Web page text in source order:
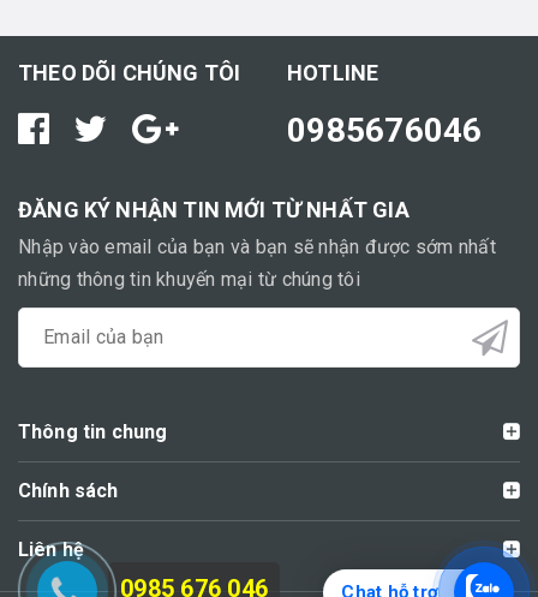
THEO DÕI CHÚNG TÔI HOTLINE
0985676046
ĐĂNG KÝ NHẬN TIN MỚI TỪ NHẤT GIA
Nhập vào email của bạn và bạn sẽ nhận được sớm nhất
những thông tin khuyến mại từ chúng tôi
Thông tin chung
Chính sách
Liên hệ
0985 676 046 Chat hỗ trợ